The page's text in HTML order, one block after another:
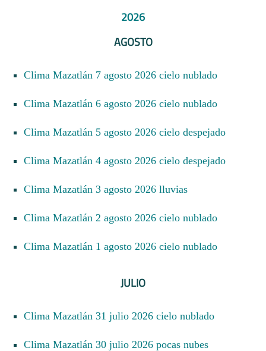
2026
AGOSTO
Clima Mazatlán 7 agosto 2026 cielo nublado
Clima Mazatlán 6 agosto 2026 cielo nublado
Clima Mazatlán 5 agosto 2026 cielo despejado
Clima Mazatlán 4 agosto 2026 cielo despejado
Clima Mazatlán 3 agosto 2026 lluvias
Clima Mazatlán 2 agosto 2026 cielo nublado
Clima Mazatlán 1 agosto 2026 cielo nublado
JULIO
Clima Mazatlán 31 julio 2026 cielo nublado
Clima Mazatlán 30 julio 2026 pocas nubes